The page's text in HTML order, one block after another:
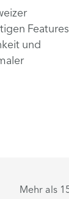
und
Mehr als